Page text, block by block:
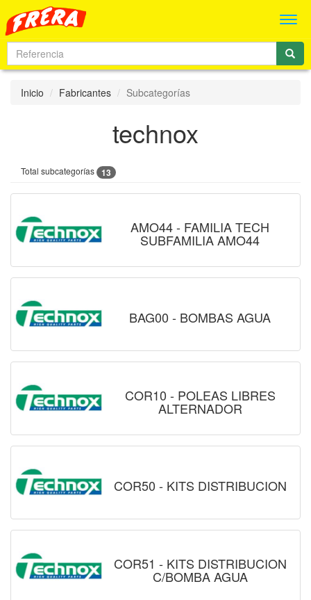
Inicio Fabricantes Subcategorías
technox
Total subcategorías 13
AMO44 - FAMILIA TECH
SUBFAMILIA AMO44
BAG00 - BOMBAS AGUA
COR10 - POLEAS LIBRES
ALTERNADOR
COR50 - KITS DISTRIBUCION
COR51 - KITS DISTRIBUCION
C/BOMBA AGUA